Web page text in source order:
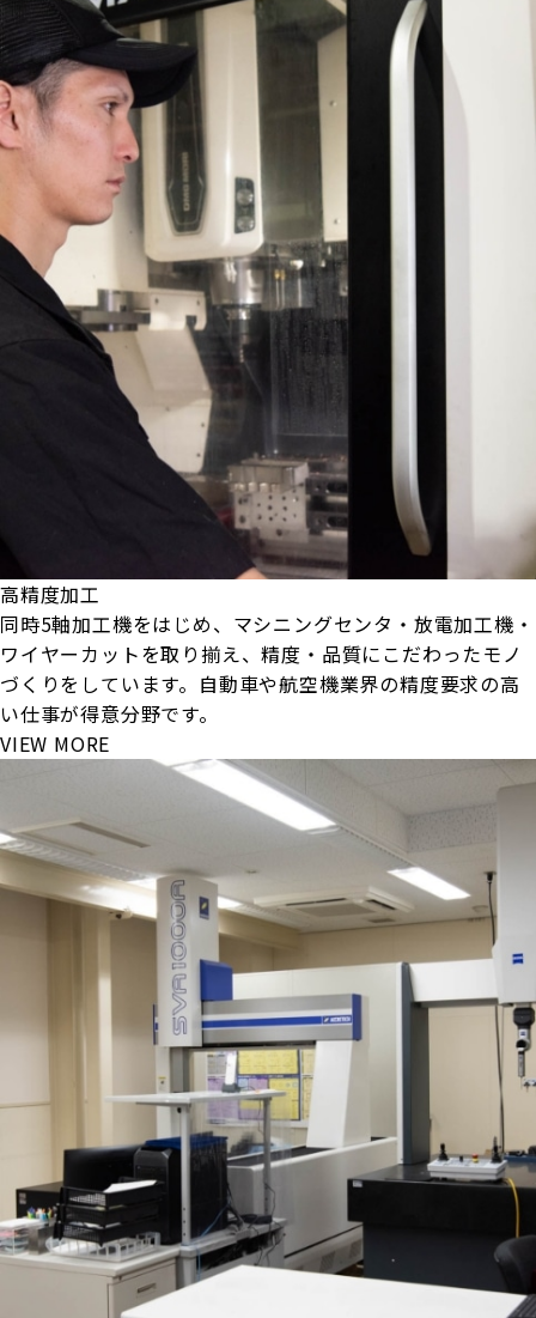
高精度加工
同時5軸加工機をはじめ、マシニングセンタ・放電加工機・
ワイヤーカットを取り揃え、精度・品質にこだわったモノ
づくりをしています。自動車や航空機業界の精度要求の高
い仕事が得意分野です。
VIEW MORE